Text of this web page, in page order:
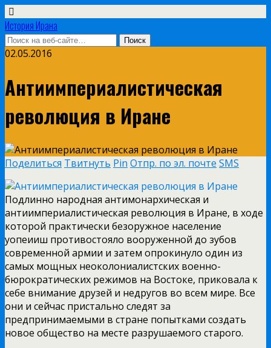
История Ирана
02.05.2016
Антиимпериалистическая
революция в Иране
Поделиться Твитнуть Pin Отпр. по эл. почте SMS
Подлинно народная антимонархическая и
антиимпериалистическая революция в Иране, в ходе
которой практически безоружное население
уопеииш противостояло вооруженной до зубов
современной армии и затем опрокинуло один из
самых мощных неоколониалистских военно-
бюрократических режимов на Востоке, приковала к
себе внимание друзей и недругов во всем мире. Все
они и сейчас пристально следят за
предпринимаемыми в стране попытками создать
новое общество на месте разрушаемого старого.